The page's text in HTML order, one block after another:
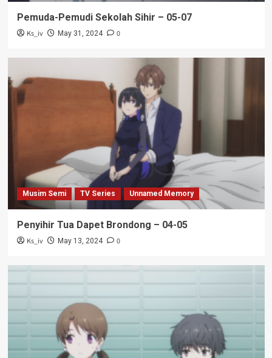
Pemuda-Pemudi Sekolah Sihir – 05-07
Ks_iv May 31, 2024 0
Musim Semi TV Series Unnamed Memory
Penyihir Tua Dapet Brondong – 04-05
Ks_iv May 13, 2024 0